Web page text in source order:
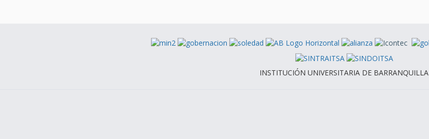
INSTITUCIÓN UNIVERSITARIA DE BARRANQUILLA